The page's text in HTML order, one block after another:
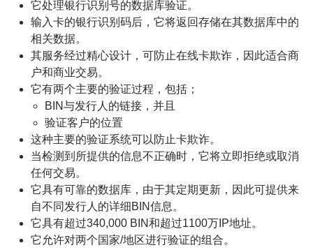
它处理银行识别号的数据库验证。
输入卡的银行识别码后，它将返回存储在其数据库中的
相关数据。
其服务经过精心设计，可防止在线卡欺诈，因此适合商
户和商业交易。
它有两个主要的验证过程，包括；
BIN与发行人的链接，并且
验证客户的位置
这种主要的验证系统可以防止卡欺诈。
当检测到所提供的信息不正确时，它将立即拒绝或取消
任何交易。
它具有可靠的数据库，由于其定期更新，因此可提供来
自不同发行人的详细BIN信息。
它具有超过340,000 BIN和超过1100万IP地址。
它允许对两个国家/地区进行验证的组合。